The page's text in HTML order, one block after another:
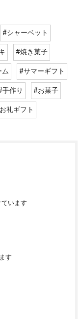
#シャーベット
#焼き菓子
#サマーギフト
手作り
#お菓子
礼ギフト
います
す